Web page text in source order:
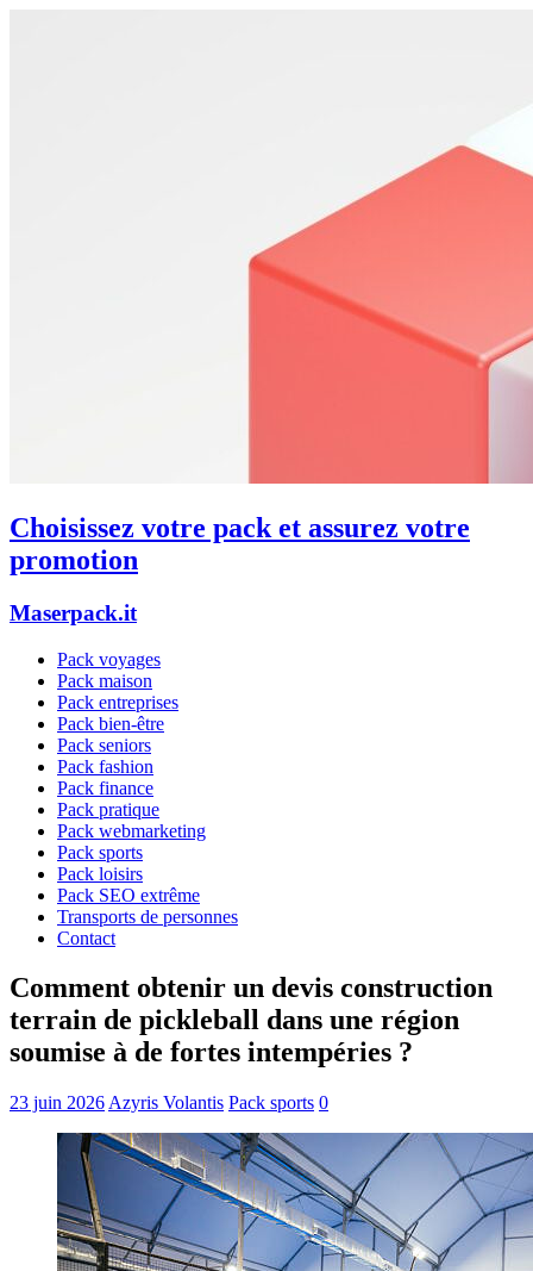
Choisissez votre pack et assurez votre
promotion
Maserpack.it
Pack voyages
Pack maison
Pack entreprises
Pack bien-être
Pack seniors
Pack fashion
Pack finance
Pack pratique
Pack webmarketing
Pack sports
Pack loisirs
Pack SEO extrême
Transports de personnes
Contact
Comment obtenir un devis construction
terrain de pickleball dans une région
soumise à de fortes intempéries ?
23 juin 2026 Azyris Volantis Pack sports 0